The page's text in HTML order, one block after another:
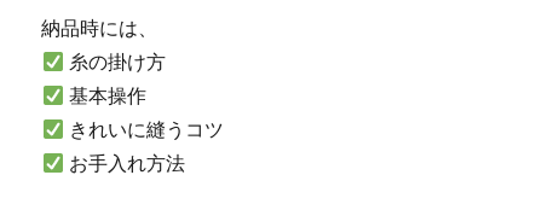
納品時には、
糸の掛け方
基本操作
きれいに縫うコツ
お手入れ方法